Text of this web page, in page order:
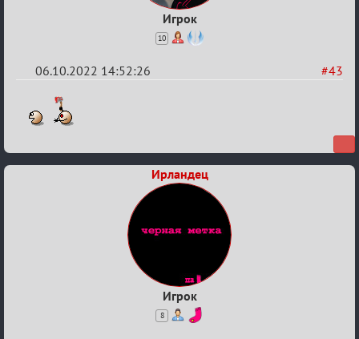
Игрок
10
#43
06.10.2022 14:52:26
Re:
Обсуждение
Охоты
за
Ирландец
Игрок
8